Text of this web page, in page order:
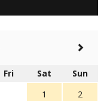
Fri Sat
Sun
1
2